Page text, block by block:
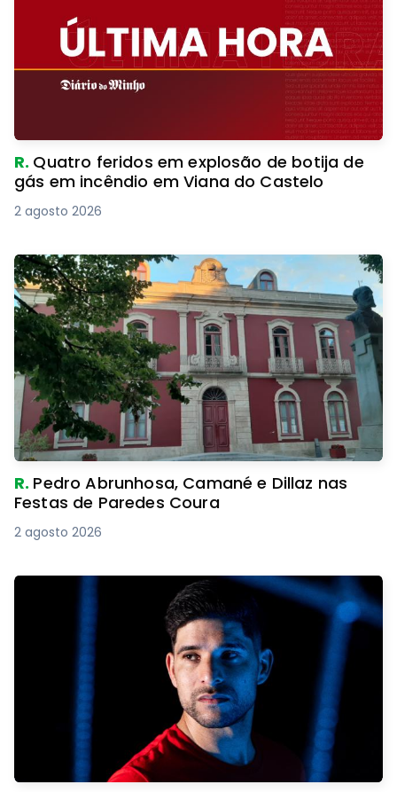
R. Quatro feridos em explosão de botija de
gás em incêndio em Viana do Castelo
2 agosto 2026
R. Pedro Abrunhosa, Camané e Dillaz nas
Festas de Paredes Coura
2 agosto 2026